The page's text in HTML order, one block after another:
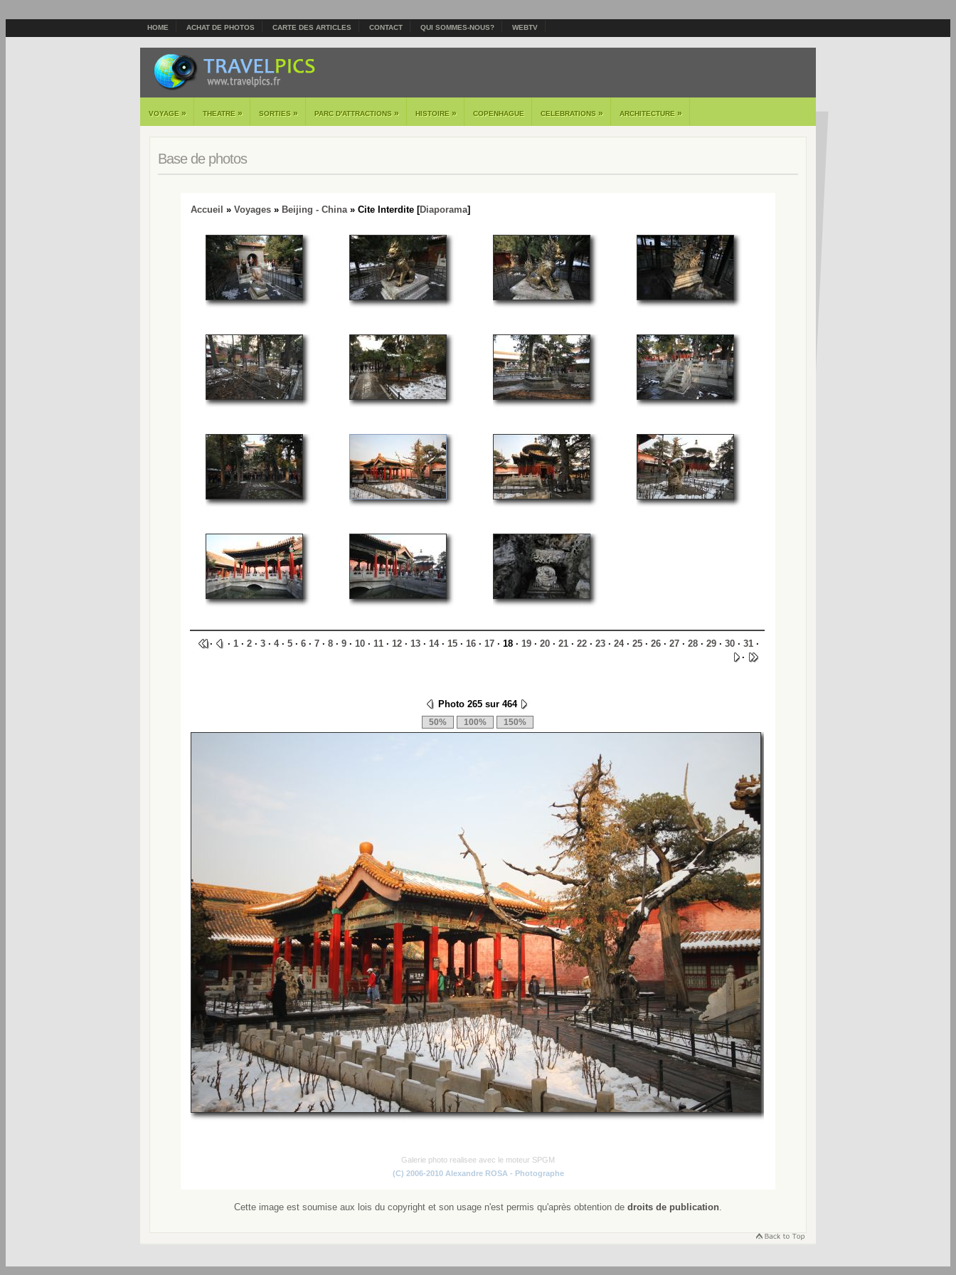
HOME ACHAT DE PHOTOS CARTE DES ARTICLES CONTACT QUI SOMMES-NOUS? WEBTV
VOYAGE » THEATRE » SORTIES » PARC D'ATTRACTIONS » HISTOIRE » COPENHAGUE CELEBRATIONS » ARCHITECTURE »
Base de photos
Accueil » Voyages » Beijing - China» Cite Interdite [Diaporama]
· · 1 · 2 · 3 · 4· 5 · 6 · 7 · 8 · 9 · 10 · 11 · 12 · 13 · 14· 15 · 16 · 17 · 18 · 19 · 20 · 21 · 22 · 23 · 24· 25 · 26 · 27 · 28 · 29 · 30 · 31 ·
·
Photo 265 sur 464
Galerie photo realisee avec le moteur SPGM
(C) 2006-2010 Alexandre ROSA - Photographe
Cette image est soumise aux lois du copyright et son usage n'est permis qu'après obtention de droits de publication.